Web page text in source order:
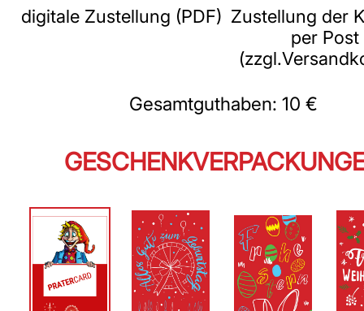
digitale Zustellung (PDF) Zustellung der
per Post
Gesamtguthaben: 10 €